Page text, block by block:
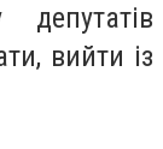
вийти із